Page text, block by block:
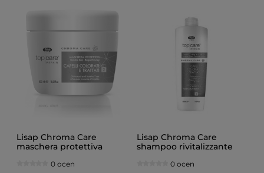
Lisap Chroma Care
maschera protettiva
0 ocen
Lisap Chroma Care
shampoo rivitalizzante
0 ocen